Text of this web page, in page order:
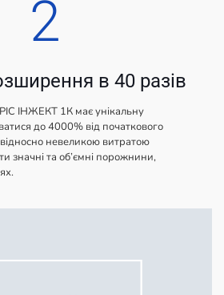
2
в 40 разів
ІНЖЕКТ 1К має унікальну
до 4000% від початкового
невеликою витратою
значні та об’ємні порожнини,